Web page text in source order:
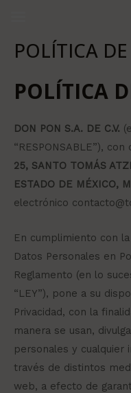
contenido
POLÍTICA
POLÍTICA
DON PON S.A. DE C.V.
“RESPONSABLE”),
25, SANTO TOMÁS
ESTADO DE MÉXICO,
electrónico
En cumplimiento con
Datos Personales en
Reglamento (en lo
“LEY”), pone a su
Privacidad, con la
manera se usan,
personales y cualquier
través de distintos
web, a efecto de